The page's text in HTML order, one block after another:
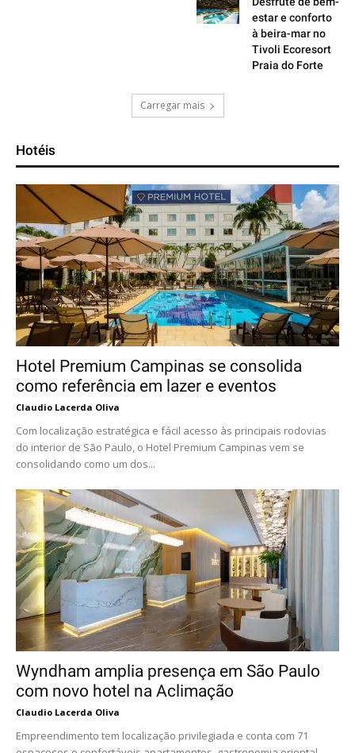
estar e conforto
à beira-mar no
Tivoli Ecoresort
Praia do Forte
Carregar mais
Hotéis
Hotel Premium Campinas se consolida
como referência em lazer e eventos
Claudio Lacerda Oliva
Com localização estratégica e fácil acesso às principais rodovias
do interior de São Paulo, o Hotel Premium Campinas vem se
consolidando como um dos...
Wyndham amplia presença em São Paulo
com novo hotel na Aclimação
Claudio Lacerda Oliva
Empreendimento tem localização privilegiada e conta com 71